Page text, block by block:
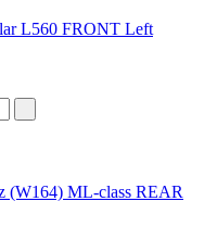
L560 FRONT Left
(W164) ML-class REAR